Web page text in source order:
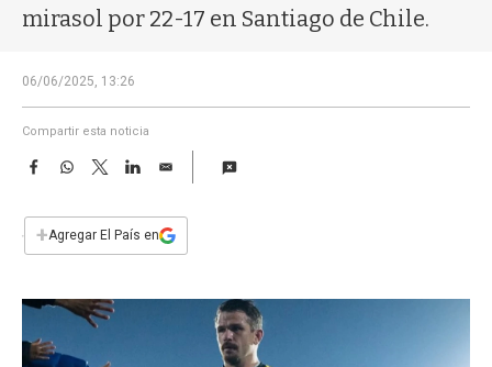
mirasol por 22-17 en Santiago de Chile.
06/06/2025, 13:26
Compartir esta noticia
F
e
b
k
W
s
p
T
w
t
L
E
i
l
+Agregar El País en